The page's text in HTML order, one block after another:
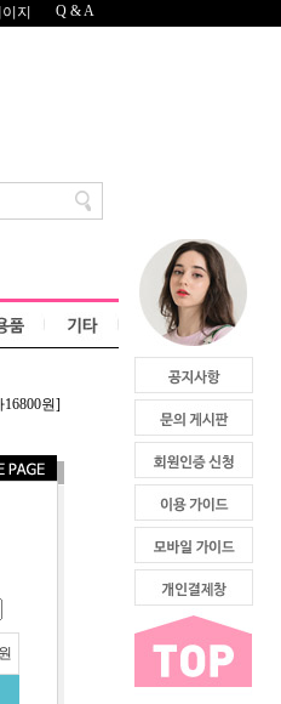
지 Q & A
원]
원